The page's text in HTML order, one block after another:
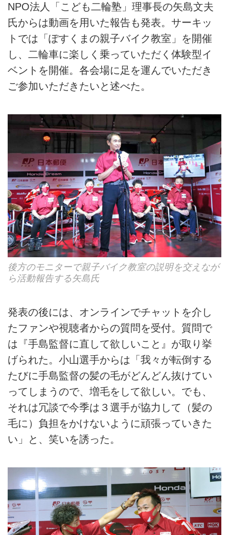
NPO法人「こども二輪塾」理事長の矢島文夫
氏からは動画を用いた報告も発表。サーキッ
トでは「ぽすくまの親子バイク教室」を開催
し、二輪車に楽しく乗っていただく体験型イ
ベントを開催。各会場に足を運んでいただき
ご参加いただきたいと述べた。
後方のモニターで親子バイク教室の説明を交えなが
ら活動報告する矢島氏
発表の後には、オンラインでチャットを介し
たファンや視聴者からの質問を受付。質問で
は『手島監督に直して欲しいこと』が取り挙
げられた。小山選手からは「我々が転倒する
たびに手島監督の髪の毛がどんどん抜けてい
ってしまうので、増毛をして欲しい。でも、
それは冗談で今季は３選手が協力して（髪の
毛に）負担をかけないように頑張っていきた
い」と、笑いを誘った。